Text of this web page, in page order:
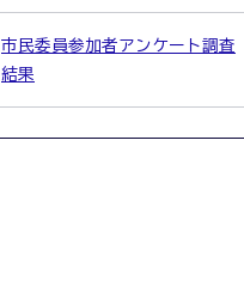
市民委員参加者アンケート調査
結果